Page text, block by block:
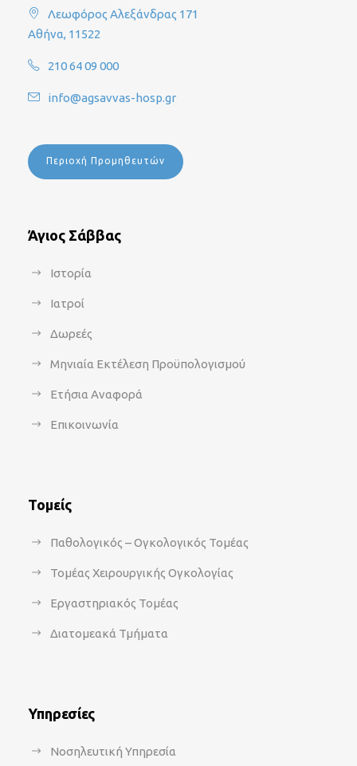
Λεωφόρος Αλεξάνδρας 171
Αθήνα, 11522
210 64 09 000
info@agsavvas-hosp.gr
Περιοχή Προμηθευτών
Άγιος Σάββας
Ιστορία
Ιατροί
Δωρεές
Μηνιαία Εκτέλεση Προϋπολογισμού
Ετήσια Αναφορά
Επικοινωνία
Τομείς
Παθολογικός – Ογκολογικός Τομέας
Τομέας Χειρουργικής Ογκολογίας
Εργαστηριακός Τομέας
Διατομεακά Τμήματα
Υπηρεσίες
Νοσηλευτική Υπηρεσία